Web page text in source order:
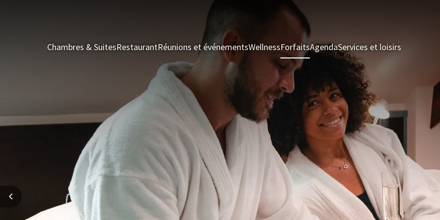
Chambres & SuitesRestaurantRéunions et événementsWellnessForfaitsAgendaServices et loisirs